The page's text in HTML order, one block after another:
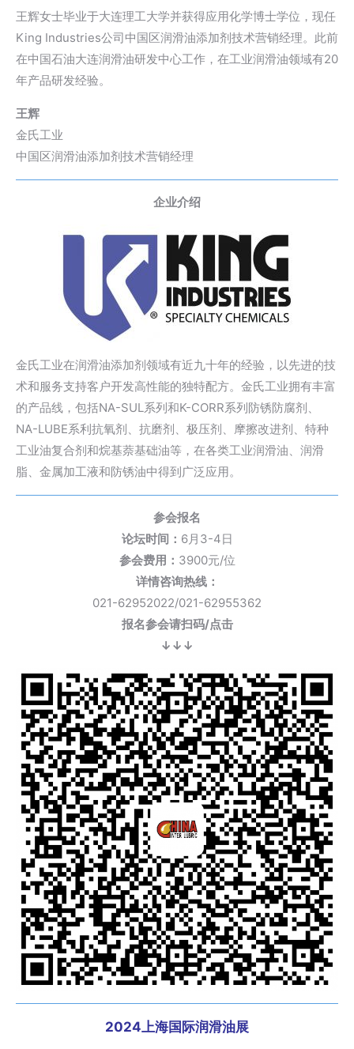
王辉女士毕业于大连理工大学并获得应用化学博士学位，现任
King Industries公司中国区润滑油添加剂技术营销经理。此前
在中国石油大连润滑油研发中心工作，在工业润滑油领域有20
年产品研发经验。
王辉
金氏工业
中国区润滑油添加剂技术营销经理
企业介绍
金氏工业在润滑油添加剂领域有近九十年的经验，以先进的技
术和服务支持客户开发高性能的独特配方。金氏工业拥有丰富
的产品线，包括NA-SUL系列和K-CORR系列防锈防腐剂、
NA-LUBE系利抗氧剂、抗磨剂、 极压剂 、摩擦改进剂、特种
工业油复合剂和烷基萘基础油等，在各类工业润滑油、润滑
脂、 金属加工液和防锈油中得到广泛应用。
参会报名
论坛时间： 6月3-4日
参会费用： 3900元/位
详情咨询热线：
021-62952022/021-62955362
报名参会请扫码/点击
↓↓↓
2024上海国际润滑油展